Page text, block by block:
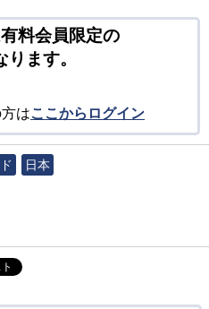
料会員限定の
ます。
はここからログイン
日本